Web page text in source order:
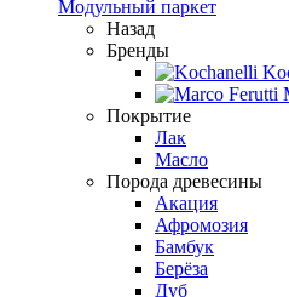
Модульный паркет
Назад
Бренды
Покрытие
Лак
Масло
Порода древесины
Акация
Афромозия
Бамбук
Берёза
Дуб